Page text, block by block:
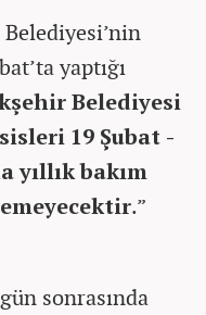
yaptığı
Belediyesi
19 Şubat -
yıllık bakım
.”
sonrasında